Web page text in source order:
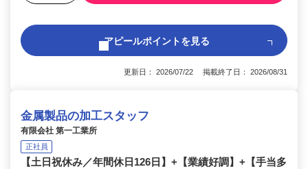
アピールポイントを見る
更新日： 2026/07/22 掲載終了日： 2026/08/31
金属製品の加工スタッフ
有限会社 第一工業所
正社員
【土日祝休み／年間休日126日】+【業績好調】+【手当多